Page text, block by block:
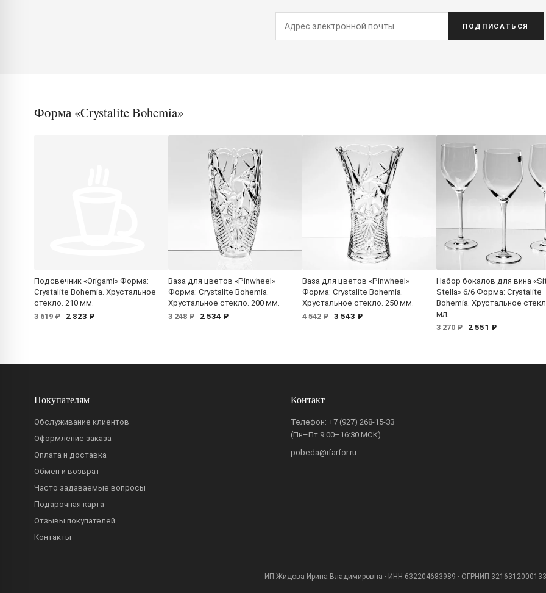
ПОДПИСАТЬСЯ
Форма «Crystalite Bohemia»
Подсвечник «Origami» Форма:
Crystalite Bohemia. Хрустальное
стекло. 210 мм.
3 619 ₽
2 823 ₽
Ваза для цветов «Pinwheel»
Форма: Crystalite Bohemia.
Хрустальное стекло. 200 мм.
3 248 ₽
2 534 ₽
Ваза для цветов «Pinwheel»
Форма: Crystalite Bohemia.
Хрустальное стекло. 250 мм.
4 542 ₽ 3 543 ₽
Набор бокалов для вина
Stella» 6/6 Форма: Crystalite
Bohemia. Хрустальное
мл.
3 270 ₽
2 551 ₽
Покупателям
Обслуживание клиентов
Оформление заказа
Оплата и доставка
Обмен и возврат
Часто задаваемые вопросы
Подарочная карта
Отзывы покупателей
Контакты
Контакт
Телефон: +7 (927) 268-15-33
(Пн–Пт 9:00–16:30 МСК)
pobeda@ifarfor.ru
ИП Жидова Ирина Владимировна · ИНН 632204683989 · ОГРНИП